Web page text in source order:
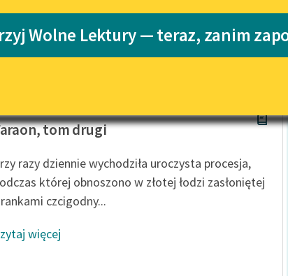
niepełnosprawnościami
literatury do słuchania dla
uczennic i uczniów z
niepełnosprawnościami
Wolne Lektury — teraz, zanim
tom drugi
razy dziennie wychodziła uroczysta procesja,
której obnoszono w złotej łodzi zasłoniętej
czcigodny...
więcej